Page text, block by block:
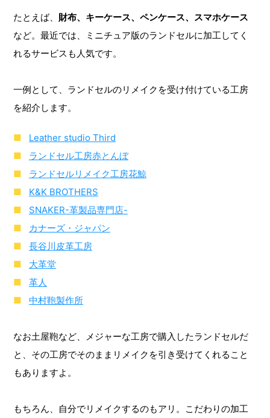
たとえば、 財布、キーケース、ペンケース、スマホケース
など。最近では、ミニチュア版のランドセルに加工してく
れるサービスも人気です。
一例として、ランドセルのリメイクを受け付けている工房
を紹介します。
Leather studio Third
ランドセル工房赤とんぼ
ランドセルリメイク工房花鯨
K&K BROTHERS
SNAKER-革製品専門店-
カナーズ・ジャパン
長谷川皮革工房
大革堂
革人
中村鞄製作所
なお土屋鞄など、メジャーな工房で購入したランドセルだ
と、その工房でそのままリメイクを引き受けてくれること
もありますよ。
もちろん、自分でリメイクするのもアリ。こだわりの加工